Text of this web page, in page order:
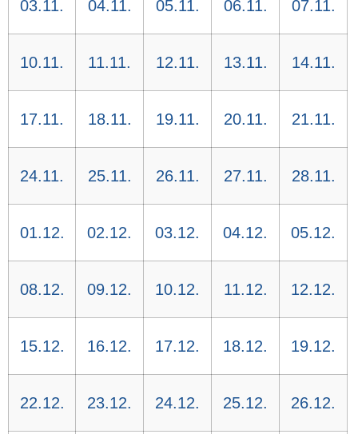
03.11. 04.11. 05.11. 06.11. 07.11.
10.11. 11.11. 12.11. 13.11. 14.11.
17.11. 18.11. 19.11. 20.11. 21.11.
24.11. 25.11. 26.11. 27.11. 28.11.
01.12. 02.12. 03.12. 04.12. 05.12.
08.12. 09.12. 10.12. 11.12. 12.12.
15.12. 16.12. 17.12. 18.12. 19.12.
22.12. 23.12. 24.12. 25.12. 26.12.